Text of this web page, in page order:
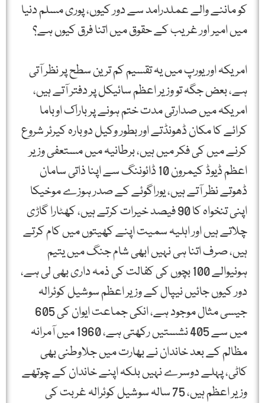
کو ماننے والے عملدرامد سے دور کیوں، پوری مسلم دنیا
میں امیر اور غریب کے حقوق میں اتنا فرق کیوں ہے؟
امریکہ اور یورپ میں یہ تقسیم کم ترین سطح پر نظر آتی
ہے، بعض جگہ تو وزیر اعظم سائیکل پر دفتر آتے ہیں،
امریکہ میں صدارتی مدت ختم ہونے پر باراک اوباما
کرائے کا مکان ڈھونڈتے اور بطور وکیل دوبارہ کیرئر شروع
کرنے میں کی فکر میں ہیں، برطانیہ میں مستعفی وزیر
اعظم ڈیوڈ کیمرون 10 ڈائوننگ سے اپنا ذاتی سامان
ڈھوتے نظر آتے ہیں، یوراگوئے کے صدر ہوزے موخیکا
اپنی تنخواہ کا 90 فیصد خیرات کرتے ہیں، کھٹارا گاڑی
چلاتے ہیں اور اہلیہ سمیت اپنے کھیتوں میں کام کرتے
ہیں، صرف اتنا ہی نہیں ابھی شام جنگ میں یتیم
ہونیوالے 100 بچوں کی کفالت کی ذمہ داری بھی لی ہے،
دور کیوں جائیں نیپال کے وزیر اعظم سوشیل کوئرالہ
جیسی مثال موجود ہے، انکی جماعت ایوان کی 605
میں سے 405 نشستیں رکھتی ہے، 1960 میں آمرانہ
مظالم کے بعد خاندان نے بھارت میں جلاوطنی بھی
کاٹی، پہلے دوسرے نہیں بلکہ اپنے خاندان کے چوتھے
وزیر اعظم ہیں، 75 سالہ سوشیل کوئرالہ غربت کی